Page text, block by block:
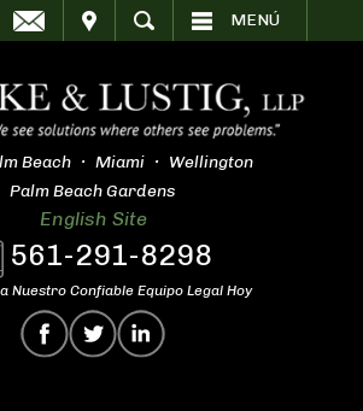
MENÚ
Beach Miami
Wellington
Palm Beach Gardens
English Site
561-291-8298
Nuestro Confiable Equipo Legal Hoy